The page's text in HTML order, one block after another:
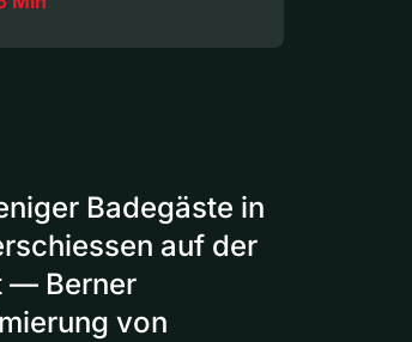
Badegäste in
auf der
— Berner
von